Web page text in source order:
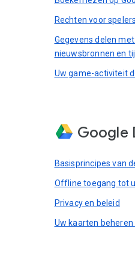
Rechten voor
Gegevens delen
nieuwsbronnen en
Uw game-activiteit
Google
Basisprincipes van
Offline toegang tot
Privacy en beleid
Uw kaarten beheren